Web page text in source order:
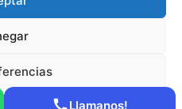
Pay Klarna Link
Llamanos!